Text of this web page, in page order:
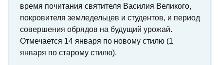
время почитания святителя Василия Великого,
покровителя земледельцев и студентов, и период
совершения обрядов на будущий урожай.
Отмечается 14 января по новому стилю (1
января по старому стилю).